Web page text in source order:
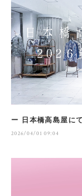
ー 日本橋高島屋に
2026/04/01 09:04